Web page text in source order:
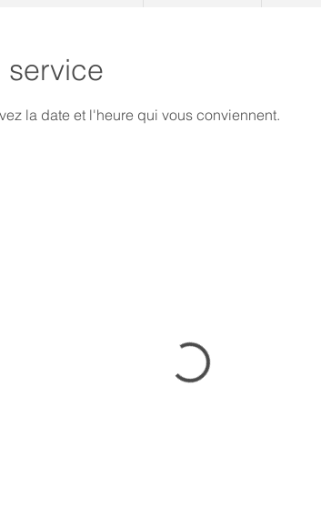
service
la date et l'heure qui vous conviennent.